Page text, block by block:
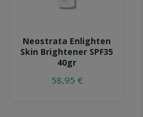
Neostrata Enlighten
Skin Brightener SPF35
40gr
58,95 €